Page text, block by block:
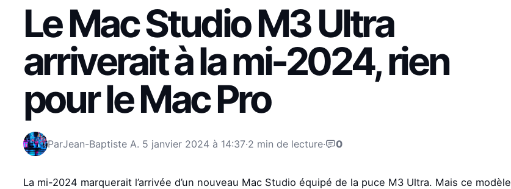
Le Mac Studio M3 Ultra
arriverait à la mi-2024, rien
pour le Mac Pro
ParJean-Baptiste A. 5 janvier 2024 à 14:37·2 min de lecture· 0
La mi-2024 marquerait l’arrivée d’un nouveau Mac Studio équipé de la puce M3 Ultra. Mais ce modèle